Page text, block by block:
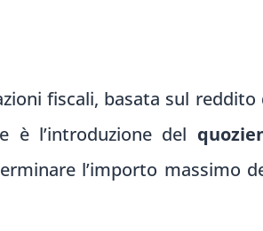
fiscali, basata sul reddito
è l’introduzione del
l’importo massimo